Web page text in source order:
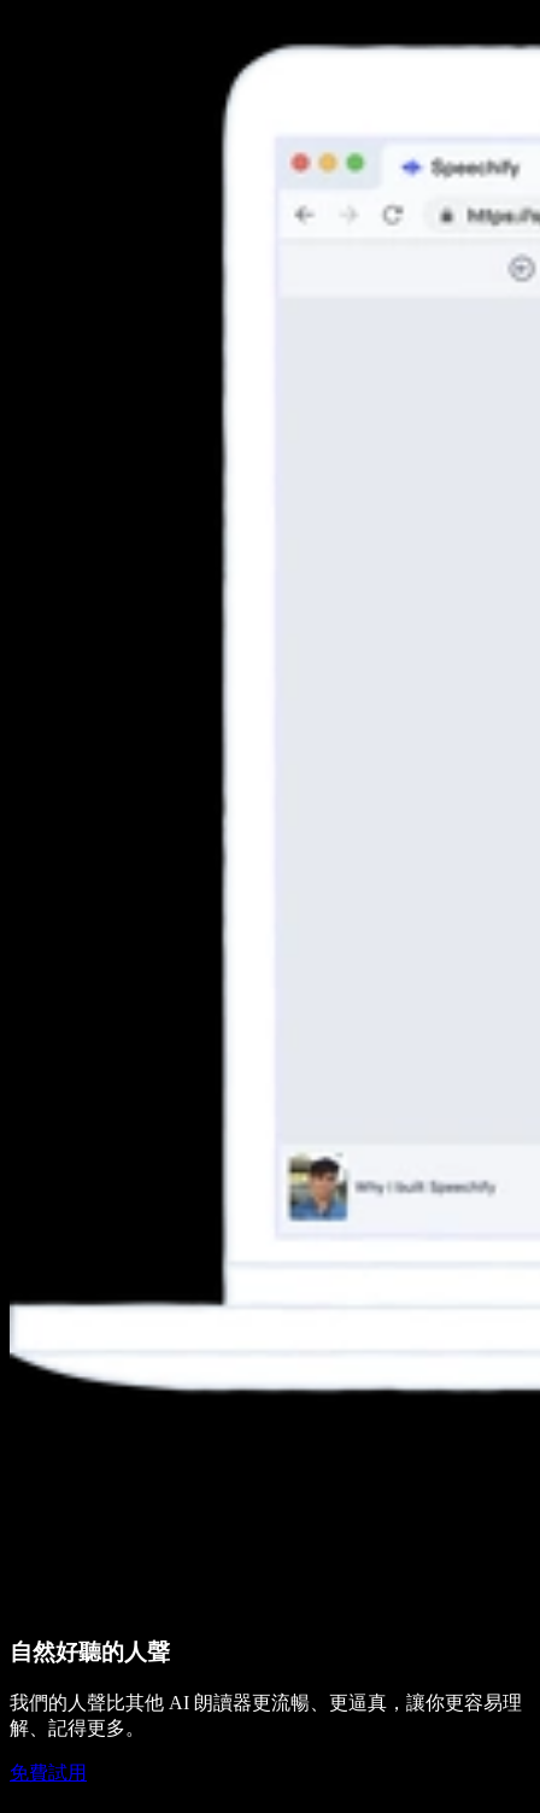
自然好聽的人聲
我們的人聲比其他 AI 朗讀器更流暢、更逼真，讓你更容易理
解、記得更多。
免費試用